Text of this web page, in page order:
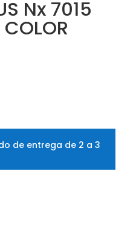
Nx 7015
de entrega de 2 a 3